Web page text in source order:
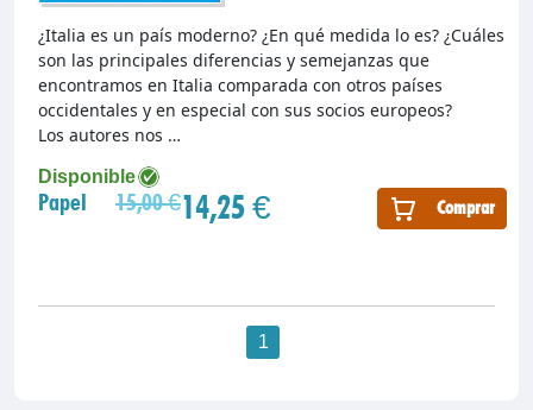
Disponible
Papel 15,00 €14,25 € Comprar
¿Italia es un país moderno? ¿En qué medida lo es? ¿Cuáles
son las principales diferencias y semejanzas que
encontramos en Italia comparada con otros países
occidentales y en especial con sus socios europeos?
Los autores nos …
1